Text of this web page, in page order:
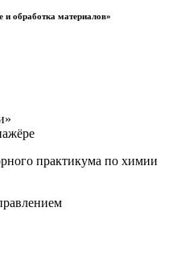
и обработка материалов»
практикума по химии